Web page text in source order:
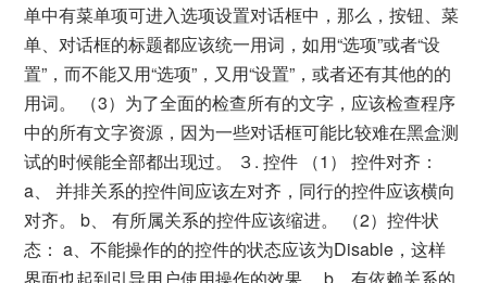
单中有菜单项可进入选项设置对话框中，那么，按钮、菜
单、对话框的标题都应该统一用词，如用“选项”或者“设
置”，而不能又用“选项”，又用“设置”，或者还有其他的的
用词。 （3）为了全面的检查所有的文字，应该检查程序
中的所有文字资源，因为一些对话框可能比较难在黑盒测
试的时候能全部都出现过。 ３. 控件 （1） 控件对齐：
a、 并排关系的控件间应该左对齐，同行的控件应该横向
对齐。 b、 有所属关系的控件应该缩进。 （2）控件状
态： a、不能操作的的控件的状态应该为Disable，这样